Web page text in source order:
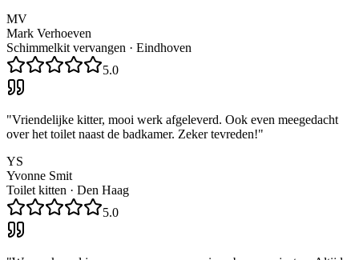
MV
Mark Verhoeven
Schimmelkit vervangen · Eindhoven
5.0
"Vriendelijke kitter, mooi werk afgeleverd. Ook even meegedacht
over het toilet naast de badkamer. Zeker tevreden!"
YS
Yvonne Smit
Toilet kitten · Den Haag
5.0